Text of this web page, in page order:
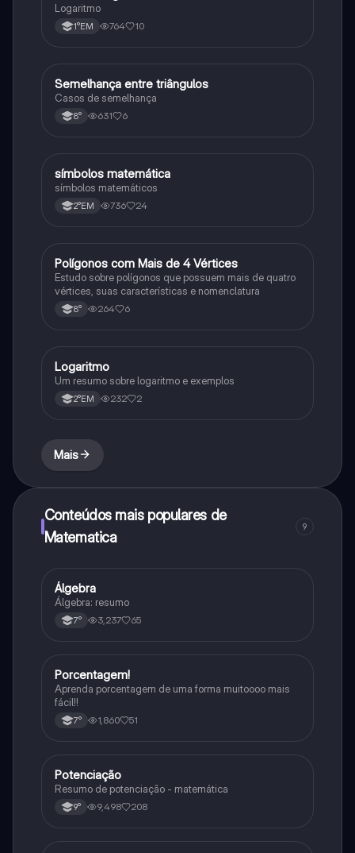
Logaritmo
1°EM 764 10
Matematica
Semelhança entre triângulos
Casos de semelhança
8° 631 6
Matematica
símbolos matemática
símbolos matemáticos
2°EM 736 24
Matematica
Polígonos com Mais de 4 Vértices
Estudo sobre polígonos que possuem mais de quatro
vértices, suas características e nomenclatura
8° 264 6
Matematica
Logaritmo
Um resumo sobre logaritmo e exemplos
2°EM 232 2
Mais
Conteúdos mais populares de
Matematica
9
Matematica
Álgebra
Álgebra: resumo
7° 3,237 65
Matematica
Porcentagem!
Aprenda porcentagem de uma forma muitoooo mais
fácil!!
7° 1,860 51
Matematica
Potenciação
Resumo de potenciação - matemática
9° 9,498 208